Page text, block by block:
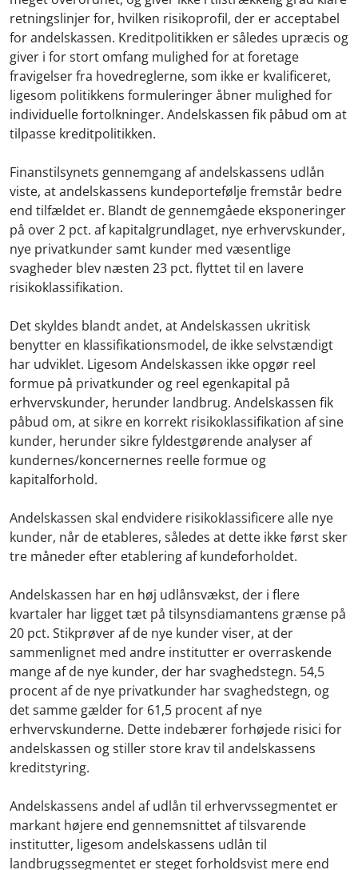
retningslinjer for, hvilken risikoprofil, der er acceptabel
for andelskassen. Kreditpolitikken er således upræcis og
giver i for stort omfang mulighed for at foretage
fravigelser fra hovedreglerne, som ikke er kvalificeret,
ligesom politikkens formuleringer åbner mulighed for
individuelle fortolkninger. Andelskassen fik påbud om at
tilpasse kreditpolitikken.
Finanstilsynets gennemgang af andelskassens udlån
viste, at andelskassens kundeportefølje fremstår bedre
end tilfældet er. Blandt de gennemgåede eksponeringer
på over 2 pct. af kapitalgrundlaget, nye erhvervskunder,
nye privatkunder samt kunder med væsentlige
svagheder blev næsten 23 pct. flyttet til en lavere
risikoklassifikation.
Det skyldes blandt andet, at Andelskassen ukritisk
benytter en klassifikationsmodel, de ikke selvstændigt
har udviklet. Ligesom Andelskassen ikke opgør reel
formue på privatkunder og reel egenkapital på
erhvervskunder, herunder landbrug. Andelskassen fik
påbud om, at sikre en korrekt risikoklassifikation af sine
kunder, herunder sikre fyldestgørende analyser af
kundernes/koncernernes reelle formue og
kapitalforhold.
Andelskassen skal endvidere risikoklassificere alle nye
kunder, når de etableres, således at dette ikke først sker
tre måneder efter etablering af kundeforholdet.
Andelskassen har en høj udlånsvækst, der i flere
kvartaler har ligget tæt på tilsynsdiamantens grænse på
20 pct. Stikprøver af de nye kunder viser, at der
sammenlignet med andre institutter er overraskende
mange af de nye kunder, der har svaghedstegn. 54,5
procent af de nye privatkunder har svaghedstegn, og
det samme gælder for 61,5 procent af nye
erhvervskunderne. Dette indebærer forhøjede risici for
andelskassen og stiller store krav til andelskassens
kreditstyring.
Andelskassens andel af udlån til erhvervssegmentet er
markant højere end gennemsnittet af tilsvarende
institutter, ligesom andelskassens udlån til
landbrugssegmentet er steget forholdsvist mere end